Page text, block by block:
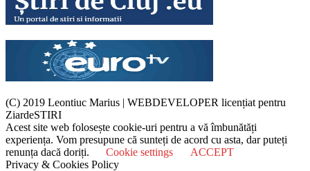
(C) 2019 Leontiuc Marius | WEBDEVELOPER licențiat pentru
ZiardeSTIRI
Acest site web folosește cookie-uri pentru a vă îmbunătăți
experiența. Vom presupune că sunteți de acord cu asta, dar puteți
renunța dacă doriți.
Cookie settings
ACCEPT
Privacy & Cookies Policy